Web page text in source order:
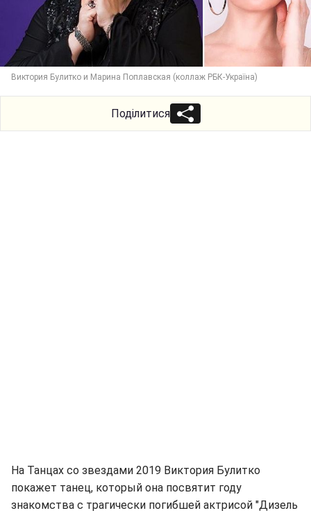
Виктория Булитко и Марина Поплавская (коллаж РБК-Україна)
Поділитися
На Танцах со звездами 2019 Виктория Булитко
покажет танец, который она посвятит году
знакомства с трагически погибшей актрисой "Дизель